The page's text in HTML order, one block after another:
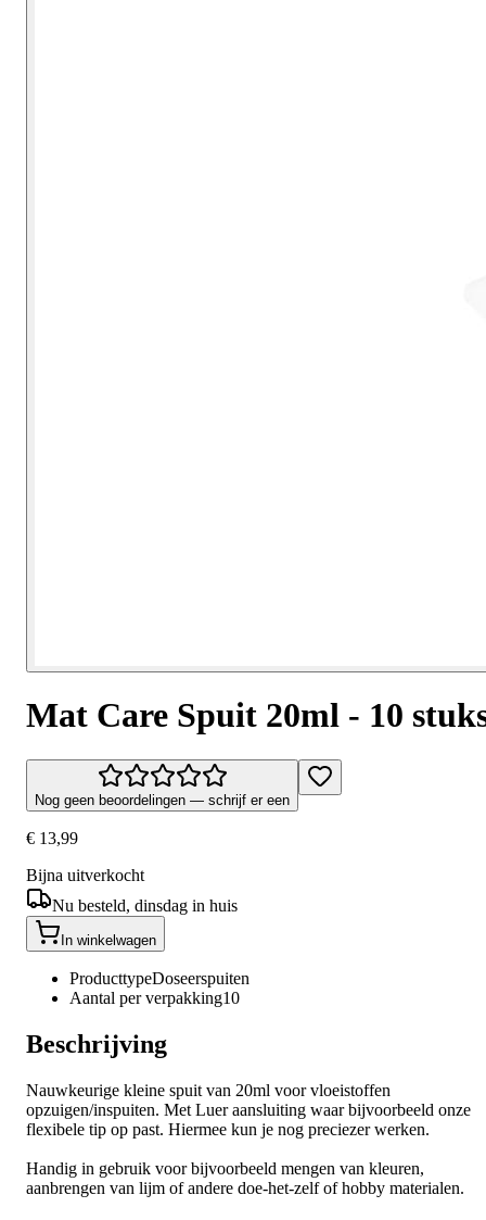
Mat Care Spuit 20ml - 10
Nog geen beoordelingen — schrijf er een
€ 13,99
Bijna uitverkocht
Nu besteld, dinsdag in huis
In winkelwagen
ProducttypeDoseerspuiten
Aantal per verpakking10
Beschrijving
Nauwkeurige kleine spuit van 20ml voor vloeistoffen
opzuigen/inspuiten. Met Luer aansluiting waar bijvoorbeeld onze
flexibele tip op past. Hiermee kun je nog preciezer werken.
Handig in gebruik voor bijvoorbeeld mengen van kleuren,
aanbrengen van lijm of andere doe-het-zelf of hobby materialen.